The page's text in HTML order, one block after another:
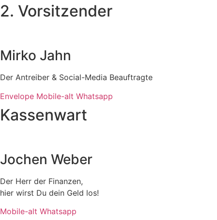
2. Vorsitzender
Mirko Jahn
Der Antreiber & Social-Media Beauftragte
Envelope Mobile-alt Whatsapp
Kassenwart
Jochen Weber
Der Herr der Finanzen,
hier wirst Du dein Geld los!
Mobile-alt Whatsapp